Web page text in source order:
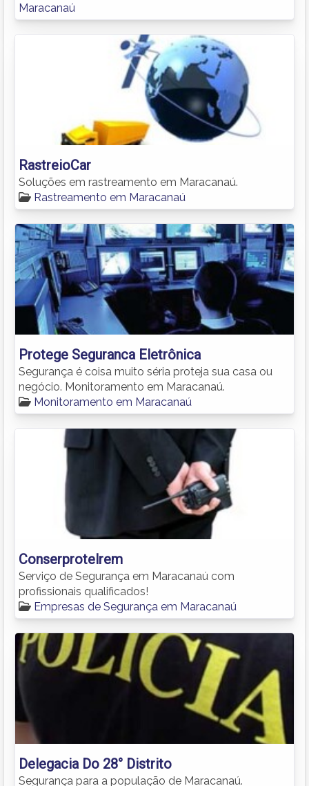
Maracanaú
RastreioCar
Soluções em rastreamento em Maracanaú.
Rastreamento em Maracanaú
Protege Seguranca Eletrônica
Segurança é coisa muito séria proteja sua casa ou
negócio. Monitoramento em Maracanaú.
Monitoramento em Maracanaú
Conserprotelrem
Serviço de Segurança em Maracanaú com
profissionais qualificados!
Empresas de Segurança em Maracanaú
Delegacia Do 28° Distrito
Segurança para a população de Maracanaú.